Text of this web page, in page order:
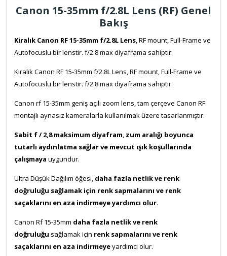
Canon 15-35mm f/2.8L Lens (RF) Genel
Bakış
Kiralık Canon RF 15-35mm f/2.8L Lens, RF mount, Full-Frame ve
Autofocuslu bir lenstir. f/2.8 max diyaframa sahiptir.
Kiralık Canon RF 15-35mm f/2.8L Lens, RF mount, Full-Frame ve
Autofocuslu bir lenstir. f/2.8 max diyaframa sahiptir.
Canon rf 15-35mm geniş açılı zoom lens, tam çerçeve Canon RF
montajlı aynasız kameralarla kullanılmak üzere tasarlanmıştır.
Sabit f / 2,8 maksimum diyafram, zum aralığı boyunca
tutarlı aydınlatma sağlar ve mevcut ışık koşullarında
çalışmaya uygundur.
Ultra Düşük Dağılım öğesi, daha fazla netlik ve renk
doğruluğu sağlamak için renk sapmalarını ve renk
saçaklarını en aza indirmeye yardımcı olur.
Canon Rf 15-35mm daha fazla netlik ve renk
doğruluğu sağlamak için renk sapmalarını ve renk
saçaklarını en aza indirmeyeyardımcı olur.